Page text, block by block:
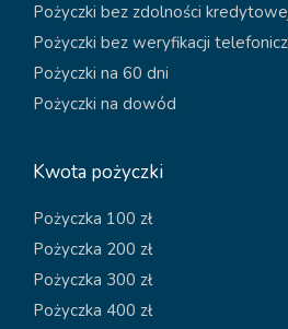
Pożyczki bez zdolności
Pożyczki bez weryfikacji
Pożyczki na 60 dni
Pożyczki na dowód
Kwota pożyczki
Pożyczka 100 zł
Pożyczka 200 zł
Pożyczka 300 zł
Pożyczka 400 zł